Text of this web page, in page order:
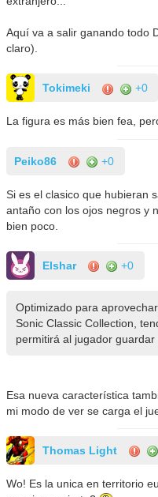
Aquí va a salir ganando todo
claro).
Tokimeki +0
La figura es más bien fea,
Peiko86 +0
Si es el clasico que hubieran
antaño con los ojos negros y
bien poco.
Elshar +0
Optimizado para
Sonic Classic Collection,
permitirá al jugador
Esa nueva característica
mi modo de ver se carga el
Thomas Light
Wo! Es la unica en territorio